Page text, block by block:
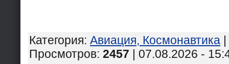
Категория: Авиация, Космонавтика |
Просмотров: 2457 | 07.08.2026 -